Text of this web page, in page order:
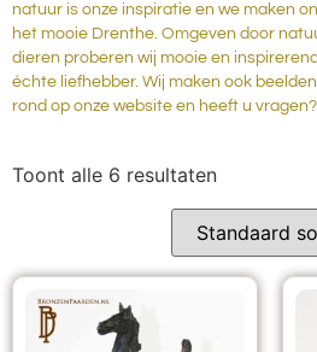
natuur is onze inspiratie en we maken
het mooie Drenthe. Omgeven door
dieren proberen wij mooie en
échte liefhebber. Wij maken ook
rond op onze website en heeft u
Toont alle 6 resultaten